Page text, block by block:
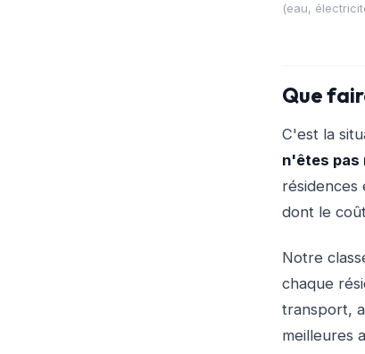
(eau,
Que
C'est la
n'êtes pas
résidences
dont le
Notre
chaque
transport,
meilleures